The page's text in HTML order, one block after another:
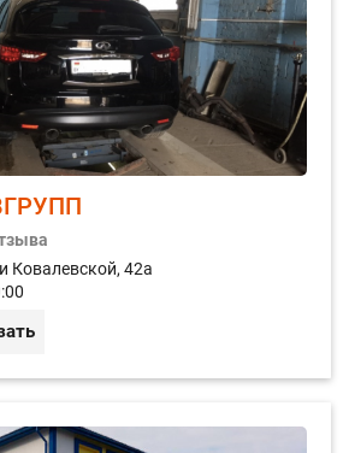
Ковалевской, 42а